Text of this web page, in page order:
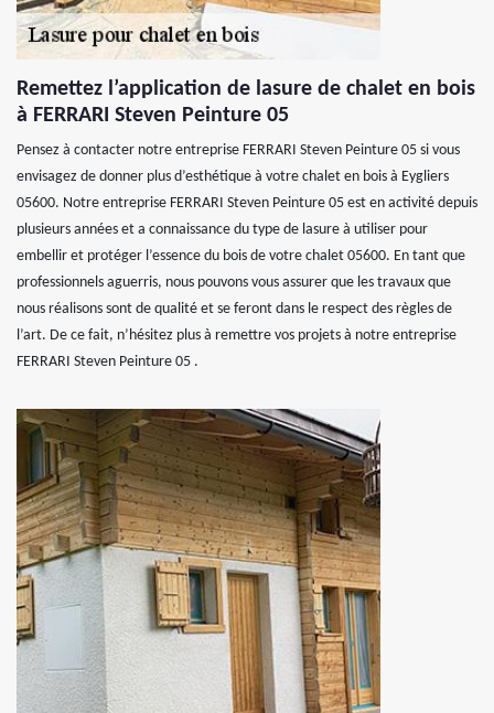
Remettez l’application de lasure de chalet en bois
à FERRARI Steven Peinture 05
Pensez à contacter notre entreprise FERRARI Steven Peinture 05 si vous
envisagez de donner plus d’esthétique à votre chalet en bois à Eygliers
05600. Notre entreprise FERRARI Steven Peinture 05 est en activité depuis
plusieurs années et a connaissance du type de lasure à utiliser pour
embellir et protéger l’essence du bois de votre chalet 05600. En tant que
professionnels aguerris, nous pouvons vous assurer que les travaux que
nous réalisons sont de qualité et se feront dans le respect des règles de
l’art. De ce fait, n’hésitez plus à remettre vos projets à notre entreprise
FERRARI Steven Peinture 05 .